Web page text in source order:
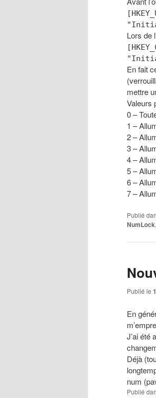
Lors de
En fait
mettre
Valeurs
0 –
1 –
2 –
3 –
4 –
5 –
6 –
7 –
Publié
NumLock,
Publié le
En
J’ai été
Déjà
num
Publié